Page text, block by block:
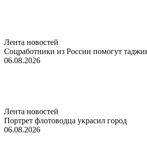
Лента новостей
Соцработники из России помогут
06.08.2026
Лента новостей
Портрет флотоводца украсил город
06.08.2026